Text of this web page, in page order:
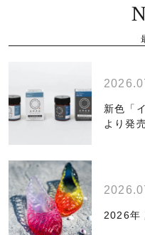
新色「
より発売
2026年